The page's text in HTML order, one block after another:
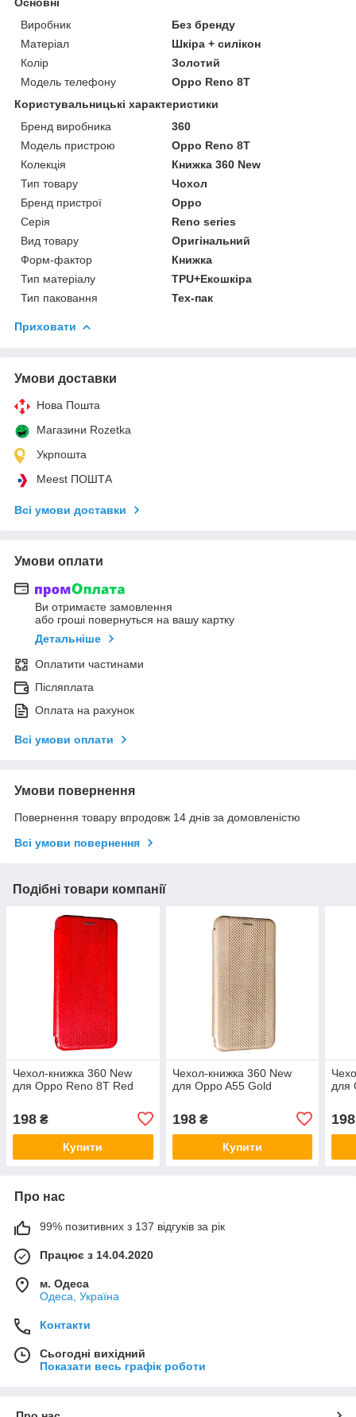
Виробник
Без бренду
Матеріал
Шкіра + силікон
Колір
Золотий
Модель телефону
Oppo Reno 8T
Користувальницькі характеристики
Бренд виробника
360
Модель пристрою
Oppo Reno 8T
Колекція
Книжка 360 New
Тип товару
Чохол
Бренд пристрої
Oppo
Серія
Reno series
Вид товару
Оригінальний
Форм-фактор
Книжка
Тип матеріалу
TPU+Екошкіра
Тип паковання
Тех-пак
Приховати
Умови доставки
Нова Пошта
Магазини Rozetka
Укрпошта
Meest ПОШТА
Всі умови доставки
Умови оплати
Ви отримаєте замовлення
або гроші повернуться на вашу картку
Детальніше
Оплатити частинами
Післяплата
Оплата на рахунок
Всі умови оплати
Умови повернення
Повернення товару впродовж 14 днів за домовленістю
Всі умови повернення
Подібні товари компанії
Чехол-книжка 360 New
для Oppo Reno 8T Red
198 ₴
Купити
Чехол-книжка 360 New
для Oppo A55 Gold
198₴
Купити
для
198
Про нас
99% позитивних з 137 відгуків за рік
Працює з 14.04.2020
м. Одеса
Одеса, Україна
Контакти
Сьогодні вихідний
Показати весь графік роботи